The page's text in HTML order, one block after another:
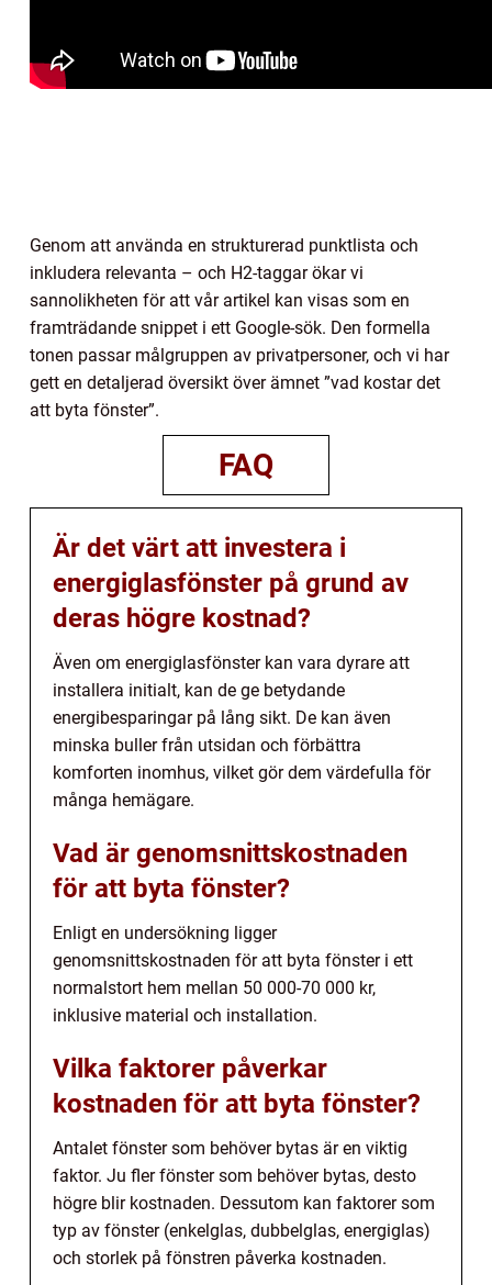
Genom att använda en strukturerad punktlista och
inkludera relevanta – och H2-taggar ökar vi
sannolikheten för att vår artikel kan visas som en
framträdande snippet i ett Google-sök. Den formella
tonen passar målgruppen av privatpersoner, och vi har
gett en detaljerad översikt över ämnet ”vad kostar det
att byta fönster”.
FAQ
Är det värt att investera i
energiglasfönster på grund av
deras högre kostnad?
Även om energiglasfönster kan vara dyrare att
installera initialt, kan de ge betydande
energibesparingar på lång sikt. De kan även
minska buller från utsidan och förbättra
komforten inomhus, vilket gör dem värdefulla för
många hemägare.
Vad är genomsnittskostnaden
för att byta fönster?
Enligt en undersökning ligger
genomsnittskostnaden för att byta fönster i ett
normalstort hem mellan 50 000-70 000 kr,
inklusive material och installation.
Vilka faktorer påverkar
kostnaden för att byta fönster?
Antalet fönster som behöver bytas är en viktig
faktor. Ju fler fönster som behöver bytas, desto
högre blir kostnaden. Dessutom kan faktorer som
typ av fönster (enkelglas, dubbelglas, energiglas)
och storlek på fönstren påverka kostnaden.